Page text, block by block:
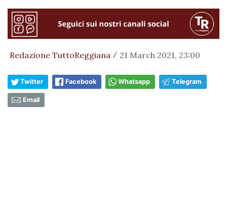
Redazione TuttoReggiana / 21 March 2021, 23:00
Twitter Facebook Whatsapp Telegram
Email